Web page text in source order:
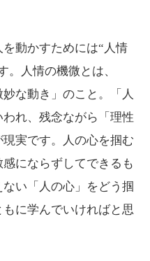
動かすためには“人情
。人情の機微とは、
妙な動き」のこと。「人
れ、残念ながら「理性
実です。人の心を掴む
にならずしてできるも
い「人の心」をどう掴
に学んでいければと思